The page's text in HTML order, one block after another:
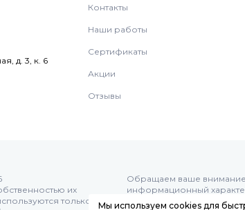
д. 3, к. 6
Контакты
Наши работы
Сертификаты
Акции
Отзывы
их
только с
Обращаем ваше внимание
информационный
офертой, определяемой
Мы используем cookies для